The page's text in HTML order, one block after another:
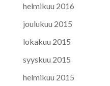
helmikuu 2016
joulukuu 2015
lokakuu 2015
syyskuu 2015
helmikuu 2015